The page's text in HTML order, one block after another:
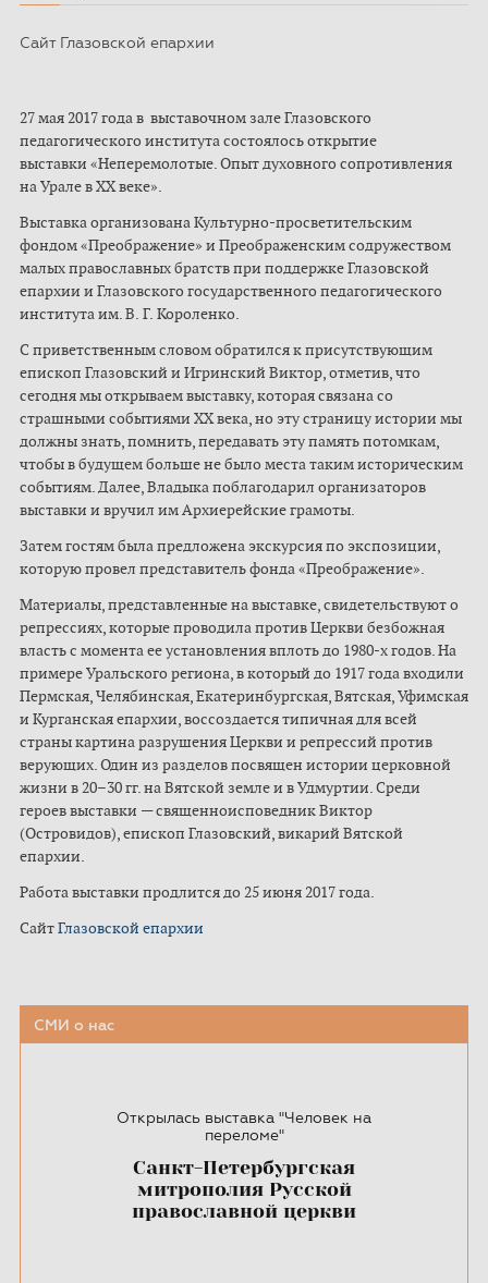
Сайт Глазовской епархии
27 мая 2017 года в выставочном зале Глазовского
педагогического института состоялось открытие
выставки «Неперемолотые. Опыт духовного сопротивления
на Урале в ХХ веке».
Выставка организована Культурно-просветительским
фондом «Преображение» и Преображенским содружеством
малых православных братств при поддержке Глазовской
епархии и Глазовского государственного педагогического
института им. В. Г. Короленко.
С приветственным словом обратился к присутствующим
епископ Глазовский и Игринский Виктор, отметив, что
сегодня мы открываем выставку, которая связана со
страшными событиями XX века, но эту страницу истории мы
должны знать, помнить, передавать эту память потомкам,
чтобы в будущем больше не было места таким историческим
событиям. Далее, Владыка поблагодарил организаторов
выставки и вручил им Архиерейские грамоты.
Затем гостям была предложена экскурсия по экспозиции,
которую провел представитель фонда «Преображение».
Материалы, представленные на выставке, свидетельствуют о
репрессиях, которые проводила против Церкви безбожная
власть с момента ее установления вплоть до 1980-х годов. На
примере Уральского региона, в который до 1917 года входили
Пермская, Челябинская, Екатеринбургская, Вятская, Уфимская
и Курганская епархии, воссоздается типичная для всей
страны картина разрушения Церкви и репрессий против
верующих. Один из разделов посвящен истории церковной
жизни в 20–30 гг. на Вятской земле и в Удмуртии. Среди
героев выставки — священноисповедник Виктор
(Островидов), епископ Глазовский, викарий Вятской
епархии.
Работа выставки продлится до 25 июня 2017 года.
СайтГлазовской епархии
СМИ о нас
Открылась выставка "Человек на
переломе"
Санкт-Петербургская
митрополия Русской
православной церкви